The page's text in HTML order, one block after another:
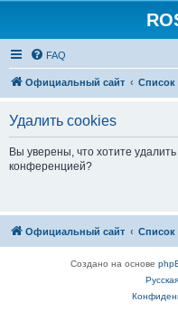
FAQ
Официальный сайт
Удалить cookies
Вы уверены, что хотите
конференцией?
Официальный сайт
Создано на основе